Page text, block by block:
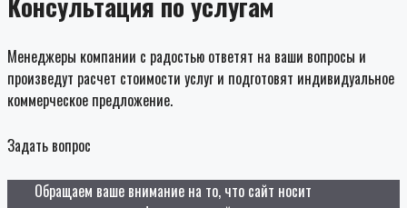
Менеджеры компании с радостью ответят на ваши вопросы и
произведут расчет стоимости услуг и подготовят индивидуальное
коммерческое предложение.
Задать вопрос
Обращаем ваше внимание на то, что сайт носит